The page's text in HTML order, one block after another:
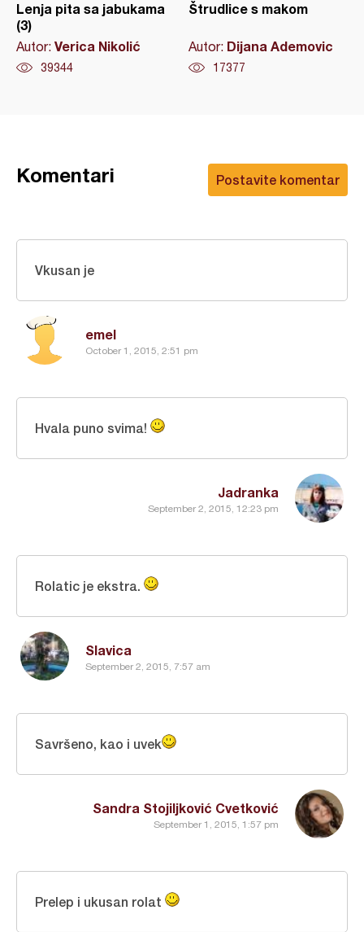
Lenja pita sa jabukama
(3)
Autor: Verica Nikolić
39344
Štrudlice s makom
Autor: Dijana Ademovic
17377
Postavite komentar
Komentari
emel
October 1, 2015, 2:51 pm
Vkusan je
Jadranka
September 2, 2015, 12:23 pm
Hvala puno svima!
Slavica
September 2, 2015, 7:57 am
Rolatic je ekstra.
Sandra Stojiljković Cvetković
September 1, 2015, 1:57 pm
Savršeno, kao i uvek
Prelep i ukusan rolat